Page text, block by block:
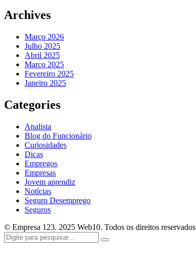
Archives
Março 2026
Julho 2025
Abril 2025
Março 2025
Fevereiro 2025
Janeiro 2025
Categories
Analista
Blog do Funcionário
Curiosidades
Dicas
Empregos
Empresas
Jovem aprendiz
Notícias
Seguro Desemprego
Seguros
© Empresa 123. 2025 Web10. Todos os direitos reservados